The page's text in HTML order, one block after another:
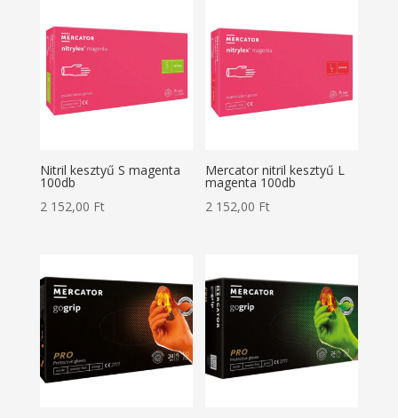
Nitril kesztyű S magenta
100db
2 152,00 Ft
Mercator nitril kesztyű L
magenta 100db
2 152,00 Ft